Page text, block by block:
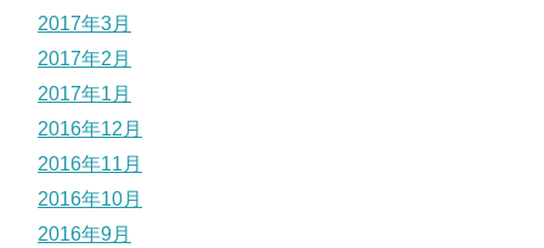
2017年3月
2017年2月
2017年1月
2016年12月
2016年11月
2016年10月
2016年9月